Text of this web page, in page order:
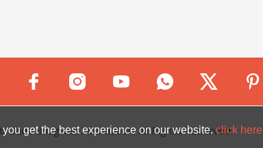
get the best experience on our website.click here
Dada Bhagwan Foundation. All Rights Reserved.